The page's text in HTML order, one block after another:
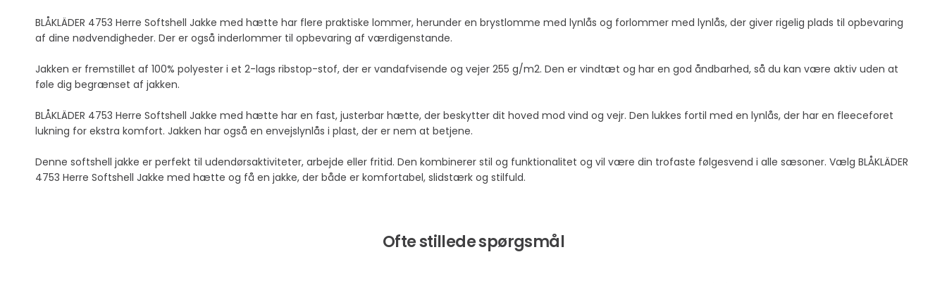
BLÅKLÄDER 4753 Herre Softshell Jakke med hætte har flere praktiske lommer, herunder en brystlomme med lynlås og forlommer med lynlås, der giver rigelig plads til opbevaring
af dine nødvendigheder. Der er også inderlommer til opbevaring af værdigenstande.
Jakken er fremstillet af 100% polyester i et 2-lags ribstop-stof, der er vandafvisende og vejer 255 g/m2. Den er vindtæt og har en god åndbarhed, så du kan være aktiv uden at
føle dig begrænset af jakken.
BLÅKLÄDER 4753 Herre Softshell Jakke med hætte har en fast, justerbar hætte, der beskytter dit hoved mod vind og vejr. Den lukkes fortil med en lynlås, der har en fleeceforet
lukning for ekstra komfort. Jakken har også en envejslynlås i plast, der er nem at betjene.
Denne softshell jakke er perfekt til udendørsaktiviteter, arbejde eller fritid. Den kombinerer stil og funktionalitet og vil være din trofaste følgesvend i alle sæsoner. Vælg BLÅKLÄDER
4753 Herre Softshell Jakke med hætte og få en jakke, der både er komfortabel, slidstærk og stilfuld.
Ofte stillede spørgsmål